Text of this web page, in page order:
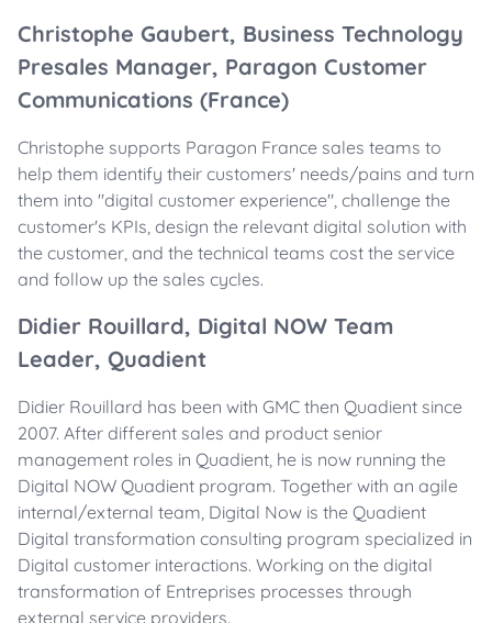
Christophe Gaubert, Business Technology
Presales Manager, Paragon Customer
Communications (France)
Christophe supports Paragon France sales teams to
help them identify their customers' needs/pains and turn
them into "digital customer experience", challenge the
customer's KPIs, design the relevant digital solution with
the customer, and the technical teams cost the service
and follow up the sales cycles.
Didier Rouillard, Digital NOW Team
Leader, Quadient
Didier Rouillard has been with GMC then Quadient since
2007. After different sales and product senior
management roles in Quadient, he is now running the
Digital NOW Quadient program. Together with an agile
internal/external team, Digital Now is the Quadient
Digital transformation consulting program specialized in
Digital customer interactions. Working on the digital
transformation of Entreprises processes through
external service providers.